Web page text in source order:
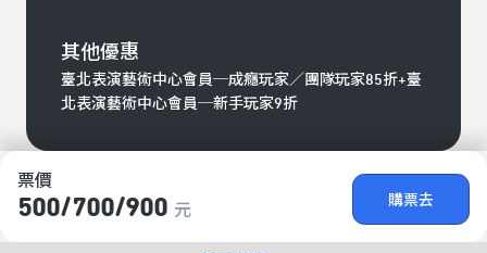
票價
500/​700/​900 元
購票去
其他優惠
臺北表演藝術中心會員─成癮玩家／團隊玩家85折+臺
北表演藝術中心會員─新手玩家9折